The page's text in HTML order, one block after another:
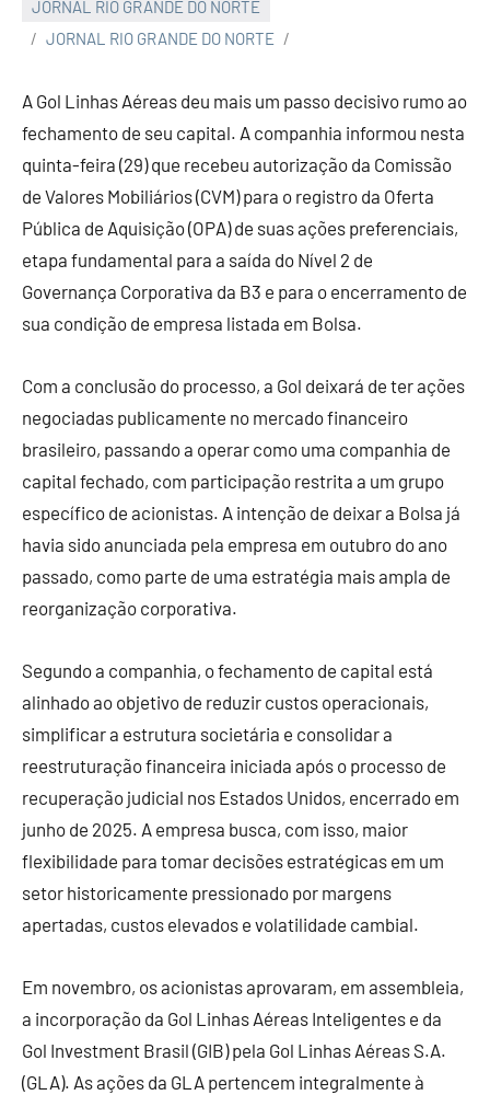
JORNAL RIO GRANDE DO NORTE
JORNAL RIO GRANDE DO NORTE
A Gol Linhas Aéreas deu mais um passo decisivo rumo ao
fechamento de seu capital. A companhia informou nesta
quinta-feira (29) que recebeu autorização da Comissão
de Valores Mobiliários (CVM) para o registro da Oferta
Pública de Aquisição (OPA) de suas ações preferenciais,
etapa fundamental para a saída do Nível 2 de
Governança Corporativa da B3 e para o encerramento de
sua condição de empresa listada em Bolsa.
Com a conclusão do processo, a Gol deixará de ter ações
negociadas publicamente no mercado financeiro
brasileiro, passando a operar como uma companhia de
capital fechado, com participação restrita a um grupo
específico de acionistas. A intenção de deixar a Bolsa já
havia sido anunciada pela empresa em outubro do ano
passado, como parte de uma estratégia mais ampla de
reorganização corporativa.
Segundo a companhia, o fechamento de capital está
alinhado ao objetivo de reduzir custos operacionais,
simplificar a estrutura societária e consolidar a
reestruturação financeira iniciada após o processo de
recuperação judicial nos Estados Unidos, encerrado em
junho de 2025. A empresa busca, com isso, maior
flexibilidade para tomar decisões estratégicas em um
setor historicamente pressionado por margens
apertadas, custos elevados e volatilidade cambial.
Em novembro, os acionistas aprovaram, em assembleia,
a incorporação da Gol Linhas Aéreas Inteligentes e da
Gol Investment Brasil (GIB) pela Gol Linhas Aéreas S.A.
(GLA). As ações da GLA pertencem integralmente à